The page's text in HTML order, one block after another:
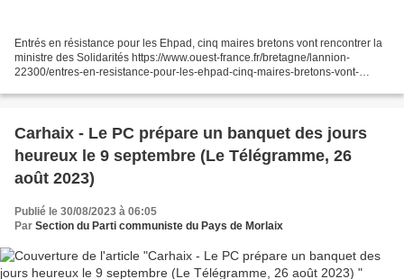
Entrés en résistance pour les Ehpad, cinq maires bretons vont rencontrer la
ministre des Solidarités https://www.ouest-france.fr/bretagne/lannion-
22300/entres-en-resistance-pour-les-ehpad-cinq-maires-bretons-vont-
d2dffd426c40...
Carhaix - Le PC prépare un banquet des jours
heureux le 9 septembre (Le Télégramme, 26
août 2023)
Publié le 30/08/2023 à 06:05
Par Section du Parti communiste du Pays de Morlaix